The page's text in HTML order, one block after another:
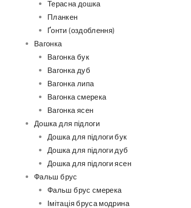
Терасна дошка
Планкен
Ґонти (оздоблення)
Вагонка
Вагонка бук
Вагонка дуб
Вагонка липа
Вагонка смерека
Вагонка ясен
Дошка для підлоги
Дошка для підлоги бук
Дошка для підлоги дуб
Дошка для підлоги ясен
Фальш брус
Фальш брус смерека
Імітація бруса модрина